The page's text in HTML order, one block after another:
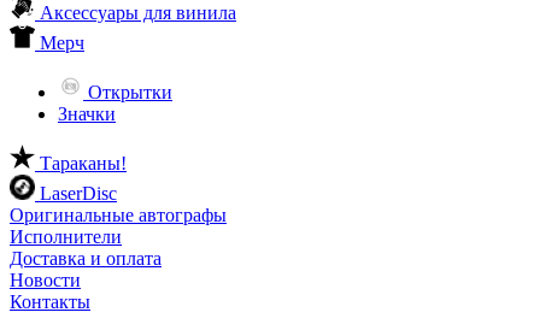
Аксессуары для винила
Мерч
Открытки
Значки
Тараканы!
LaserDisc
Оригинальные автографы
Исполнители
Доставка и оплата
Новости
Контакты